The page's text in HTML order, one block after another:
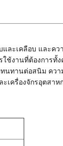
และเคลือบ และค
ช้งานที่ต้องการทั้
นทานต่อสนิม ควา
เครื่องจักรอุตสาห